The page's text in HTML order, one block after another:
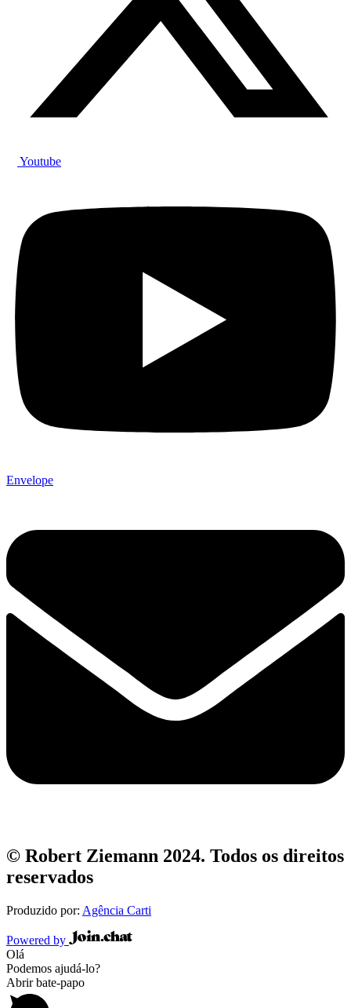
Youtube
Envelope
© Robert Ziemann 2024. Todos os direitos
reservados
Produzido por: Agência Carti
Powered by
Olá
Podemos ajudá-lo?
Abrir bate-papo